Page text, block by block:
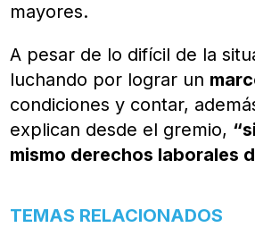
mayores.
A pesar de lo difícil de la
luchando por lograr un
condiciones y contar,
explican desde el gremio,
mismo derechos laborales
TEMAS RELACIONADOS